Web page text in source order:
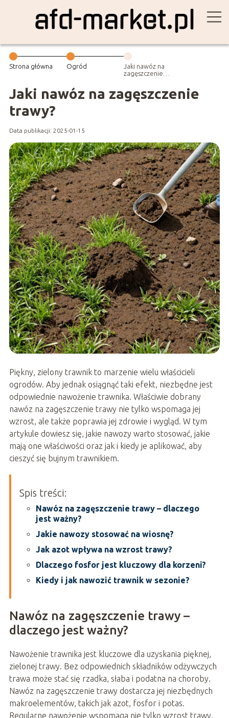
Strona główna Ogród
Jaki nawóz na
zagęszczenie
Jaki nawóz na zagęszczenie
trawy?
Data publikacji: 2025-01-15
Piękny, zielony trawnik to marzenie wielu właścicieli
ogrodów. Aby jednak osiągnąć taki efekt, niezbędne jest
odpowiednie nawożenie trawnika. Właściwie dobrany
nawóz na zagęszczenie trawy nie tylko wspomaga jej
wzrost, ale także poprawia jej zdrowie i wygląd. W tym
artykule dowiesz się, jakie nawozy warto stosować, jakie
mają one właściwości oraz jak i kiedy je aplikować, aby
cieszyć się bujnym trawnikiem.
Spis treści:
Nawóz na zagęszczenie trawy – dlaczego
jest ważny?
Jakie nawozy stosować na wiosnę?
Jak azot wpływa na wzrost trawy?
Dlaczego fosfor jest kluczowy dla korzeni?
Kiedy i jak nawozić trawnik w sezonie?
Nawóz na zagęszczenie trawy –
dlaczego jest ważny?
Nawożenie trawnika jest kluczowe dla uzyskania pięknej,
zielonej trawy. Bez odpowiednich składników odżywczych
trawa może stać się rzadka, słaba i podatna na choroby.
Nawóz na zagęszczenie trawy dostarcza jej niezbędnych
makroelementów, takich jak azot, fosfor i potas.
Regularne nawożenie wspomaga nie tylko wzrost trawy,